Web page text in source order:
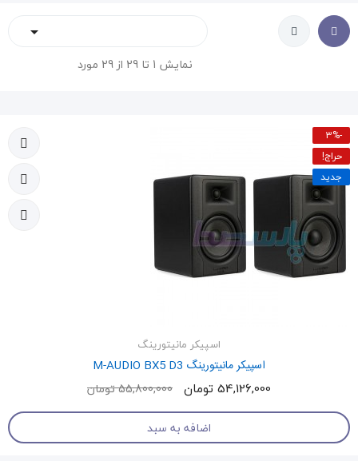

نمایش 1 تا 29 از 29 مورد
-3%
حراج!
جدید
اسپیکر مانیتورینگ
اسپیکر مانیتورینگ M-AUDIO BX5 D3
54,126,000 تومان
55,800,000 تومان
اضافه به سبد